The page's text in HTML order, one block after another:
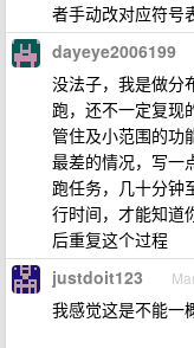
者手动改对应符号
dayeye2006199
没法子，我是做分
跑，还不一定复现
管住及小范围的功
最差的情况，写一
跑任务，几十分钟
行时间，才能知道
后重复这个过程
justdoit123
我感觉这是不能一